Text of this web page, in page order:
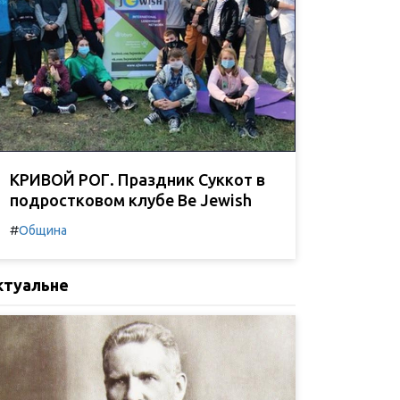
КРИВОЙ РОГ. Праздник Суккот в
подростковом клубе Be Jewish
#Община